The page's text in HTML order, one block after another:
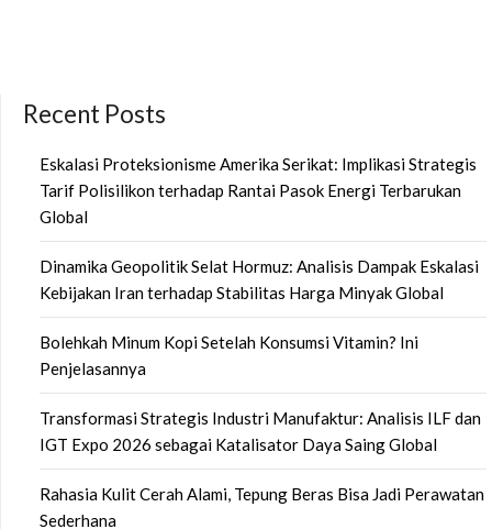
Recent Posts
Eskalasi Proteksionisme Amerika Serikat: Implikasi Strategis
Tarif Polisilikon terhadap Rantai Pasok Energi Terbarukan
Global
Dinamika Geopolitik Selat Hormuz: Analisis Dampak Eskalasi
Kebijakan Iran terhadap Stabilitas Harga Minyak Global
Bolehkah Minum Kopi Setelah Konsumsi Vitamin? Ini
Penjelasannya
Transformasi Strategis Industri Manufaktur: Analisis ILF dan
IGT Expo 2026 sebagai Katalisator Daya Saing Global
Rahasia Kulit Cerah Alami, Tepung Beras Bisa Jadi Perawatan
Sederhana